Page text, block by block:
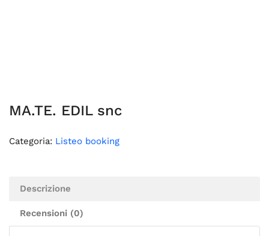
MA.TE. EDIL snc
Categoria: Listeo booking
Descrizione
Recensioni (0)